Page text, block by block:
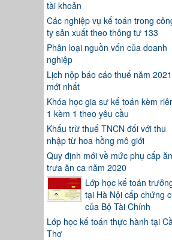
tài khoản
Các nghiệp vụ kế toán trong
ty sản xuất theo thông tư 133
Phân loại nguồn vốn của doanh
nghiệp
Lịch nộp báo cáo thuế năm 2021
mới nhất
Khóa học gia sư kế toán kèm
1 kèm 1 theo yêu cầu
Khấu trừ thuế TNCN đối với thu
nhập từ hoa hồng mô giới
Quy định mới về mức phụ cấp ăn
trưa ăn ca năm 2020
Lớp học kế toán
tại Hà Nội cấp chứng
của Bộ Tài Chính
Lớp học kế toán thực hành tại
Thơ